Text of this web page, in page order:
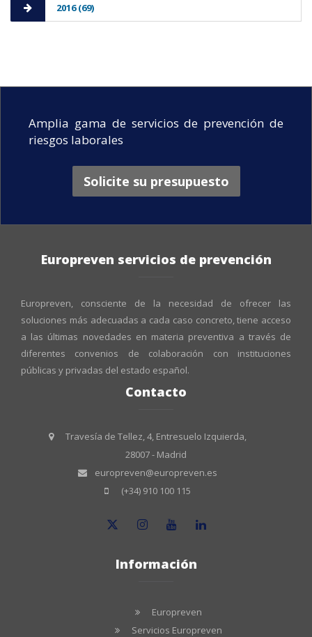
2016 (69)
Amplia gama de servicios de prevención de
riesgos laborales
Solicite su presupuesto
Europreven servicios de prevención
Europreven, consciente de la necesidad de ofrecer las
soluciones más adecuadas a cada caso concreto, tiene acceso
a las últimas novedades en materia preventiva a través de
diferentes convenios de colaboración con instituciones
públicas y privadas del estado español.
Contacto
Travesía de Tellez, 4, Entresuelo Izquierda,
28007 - Madrid
europreven@europreven.es
(+34) 910 100 115
Información
Europreven
Servicios Europreven